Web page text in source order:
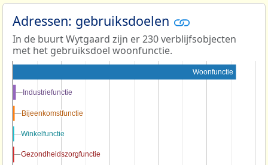
Adressen: gebruiksdoelen
In de buurt Wytgaard zijn er 230 verblijfsobjecten
met het gebruiksdoel woonfunctie.
Woonfunctie
Industriefunctie
Industriefunctie
Bijeenkomstfunctie
Bijeenkomstfunctie
Winkelfunctie
Winkelfunctie
Gezondheidszorgfunctie
Gezondheidszorgfunctie